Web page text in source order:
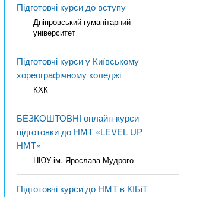
Підготовчі курси до вступу
Дніпровський гуманітарний
університет
Підготовчі курси у Київському
хореографічному коледжі
КХК
БЕЗКОШТОВНІ онлайн-курси
підготовки до НМТ «LEVEL UP
НМТ»
НЮУ ім. Ярослава Мудрого
Підготовчі курси до НМТ в КІБіТ